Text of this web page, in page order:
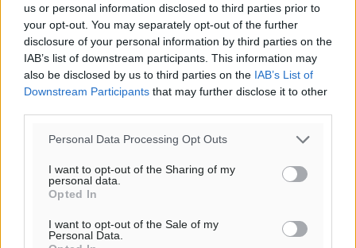
us or personal information disclosed to third parties prior to
your opt-out. You may separately opt-out of the further
disclosure of your personal information by third parties on the
IAB’s list of downstream participants. This information may
also be disclosed by us to third parties on the IAB’s List of
Downstream Participants that may further disclose it to other
Personal Data Processing Opt Outs
I want to opt-out of the Sharing of my
personal data.
Opted In
I want to opt-out of the Sale of my
Personal Data.
Ροή ειδήσεων
Ενίσχυση των υπηρεσιών υγείας στο αεροδρόμιο της
Ρόδου: «Η πολιτική βούληση είναι η ενίσχυση, όχι η
αφαίρεση»
Τοπικές Ειδήσεις• πριν 41 λεπτά